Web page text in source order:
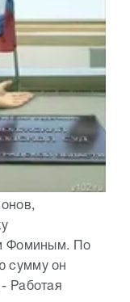
Фоминым. По
сумму он
Работая